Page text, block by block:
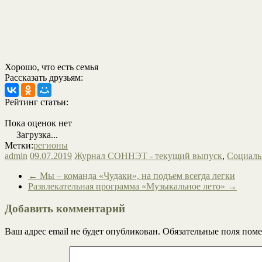
Хорошо, что есть семья
Рассказать друзьям:
Рейтинг статьи:
Пока оценок нет
Загрузка...
Метки:регионы
admin 09.07.2019 Журнал СОННЭТ - текущий выпуск,
← Мы – команда «Чудаки», на подъем всегда легки
Развлекательная программа «Музыкальное лето» →
Добавить комментарий
Ваш адрес email не будет опубликован. Обязательные поля